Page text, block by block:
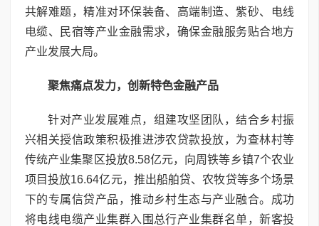
共解难题，精准对环保装备、高端制造、紫砂、电线
电缆、民宿等产业金融需求，确保金融服务贴合地方
产业发展大局。
聚焦痛点发力，创新特色金融产品
针对产业发展难点，组建攻坚团队，结合乡村振
兴相关授信政策积极推进涉农贷款投放，为查林村等
传统产业集聚区投放8.58亿元，向周铁等乡镇7个农业
项目投放16.64亿元，推出船舶贷、农牧贷等多个场景
下的专属信贷产品，推动乡村生态与产业融合。成功
将电线电缆产业集群入围总行产业集群名单，新客投